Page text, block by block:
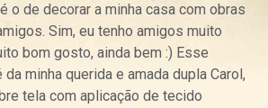
o de decorar a minha casa com obras
Sim, eu tenho amigos muito
bom gosto, ainda bem :) Esse
minha querida e amada dupla Carol,
tela com aplicação de tecido